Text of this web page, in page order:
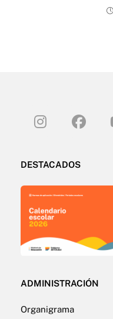
DESTACADOS
ADMINISTRACIÓN
Organigrama